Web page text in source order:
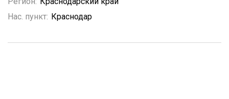
Нас. пункт: Краснодар